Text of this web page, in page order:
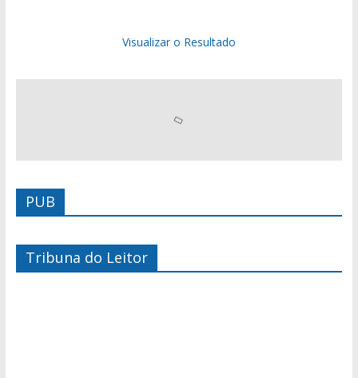
Visualizar o Resultado
PUB
Tribuna do Leitor